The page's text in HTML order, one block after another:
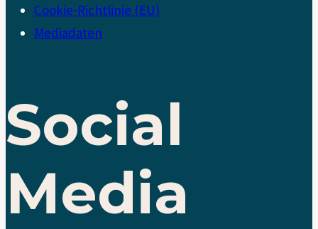
Cookie-Richtlinie (EU)
Mediadaten
Social
Media